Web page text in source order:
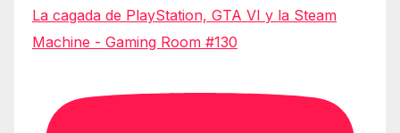
La cagada de PlayStation, GTA VI y la Steam
Machine - Gaming Room #130